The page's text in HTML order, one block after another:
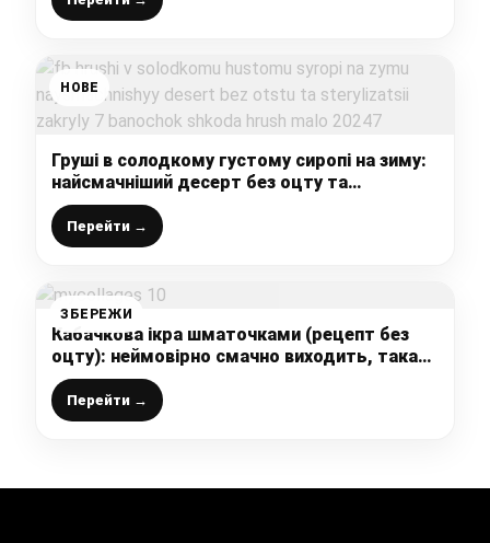
НОВЕ
Груші в солодкому густому сиропі на зиму:
найсмачніший десерт без оцту та
стерилізації, закрили 7 баночок – шкода,
груш мало
Перейти →
ЗБЕРЕЖИ
Кабачкова ікра шматочками (рецепт без
оцту): неймовірно смачно виходить, така
овочева заготовка взимку “іде на ура”
Перейти →